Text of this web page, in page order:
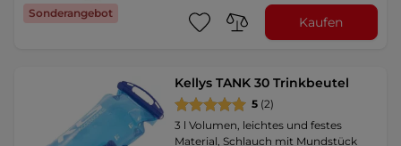
Sonderangebot
Kaufen
Kellys TANK 30 Trinkbeutel
5 (2)
3 l Volumen, leichtes und festes
Material, Schlauch mit Mundstück